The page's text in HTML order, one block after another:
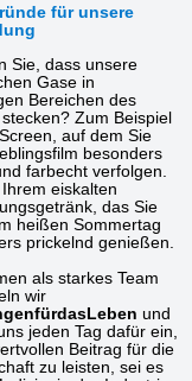
für unsere
Sie, dass unsere
Gase in
Bereichen des
Zum Beispiel
auf dem Sie
besonders
farbecht verfolgen.
eiskalten
das Sie
heißen Sommertag
prickelnd genießen.
als starkes Team
wir
und
jeden Tag dafür ein,
Beitrag für die
zu leisten, sei es